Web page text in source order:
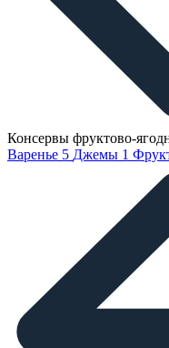
Консервы фруктово-
Варенье 5 Джемы 1